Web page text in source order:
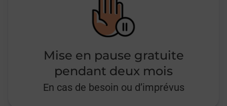
Mise en pause gratuite
pendant deux mois
En cas de besoin ou d’imprévus